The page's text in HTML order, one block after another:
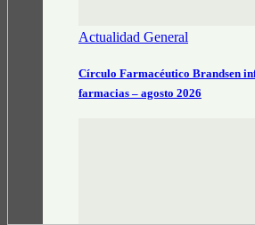
Actualidad General
Círculo Farmacéutico Brandsen
farmacias – agosto 2026